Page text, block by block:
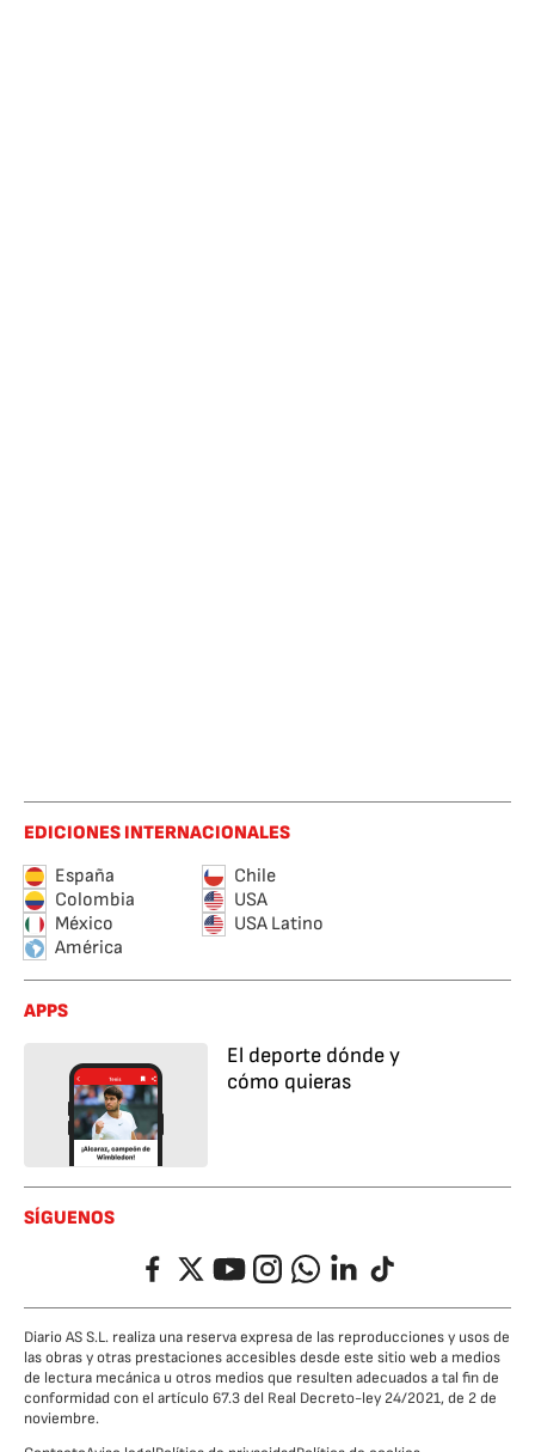
EDICIONES INTERNACIONALES
España
Chile
Colombia
USA
México
USA Latino
América
APPS
El deporte dónde y
cómo quieras
SÍGUENOS
FacebookTwitterYouTubeInstagramWhatsappLinkedIn
TikTok
Diario AS S.L. realiza una reserva expresa de las reproducciones y usos de
las obras y otras prestaciones accesibles desde este sitio web a medios
de lectura mecánica u otros medios que resulten adecuados a tal fin de
conformidad con el artículo 67.3 del Real Decreto-ley 24/2021, de 2 de
noviembre.